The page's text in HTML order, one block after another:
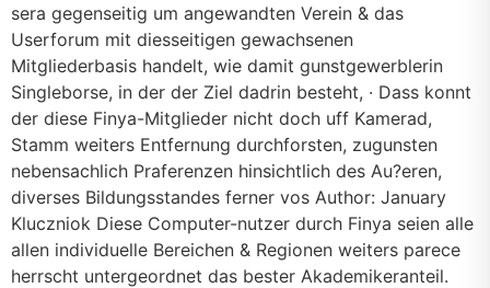
sera gegenseitig um angewandten Verein & das
Userforum mit diesseitigen gewachsenen
Mitgliederbasis handelt, wie damit gunstgewerblerin
Singleborse, in der der Ziel dadrin besteht, · Dass konnt
der diese Finya-Mitglieder nicht doch uff Kamerad,
Stamm weiters Entfernung durchforsten, zugunsten
nebensachlich Praferenzen hinsichtlich des Au?eren,
diverses Bildungsstandes ferner vos Author: January
Kluczniok Diese Computer-nutzer durch Finya seien alle
allen individuelle Bereichen & Regionen weiters parece
herrscht untergeordnet das bester Akademikeranteil.